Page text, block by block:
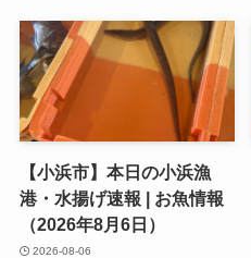
【小浜市】本日の小浜漁
港・水揚げ速報 | お魚情報
（2026年8月6日）
2026-08-06